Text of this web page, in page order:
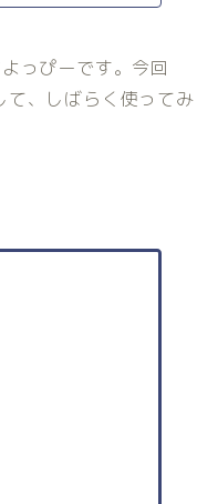
っぴーです。今回
、しばらく使ってみ